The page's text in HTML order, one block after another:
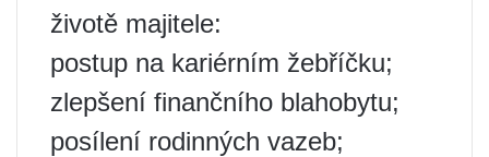
životě majitele:
postup na kariérním žebříčku;
zlepšení finančního blahobytu;
posílení rodinných vazeb;